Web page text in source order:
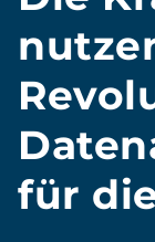
für